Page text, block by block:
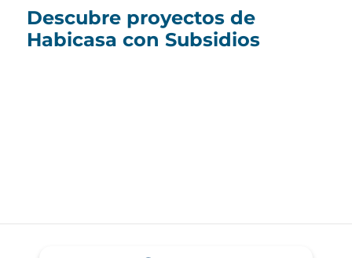
Descubre proyectos de
Habicasa con Subsidios